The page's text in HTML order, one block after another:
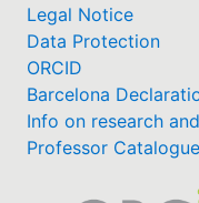
Legal Notice
Data Protection
ORCID
Barcelona
Info on research
Professor Catalogue